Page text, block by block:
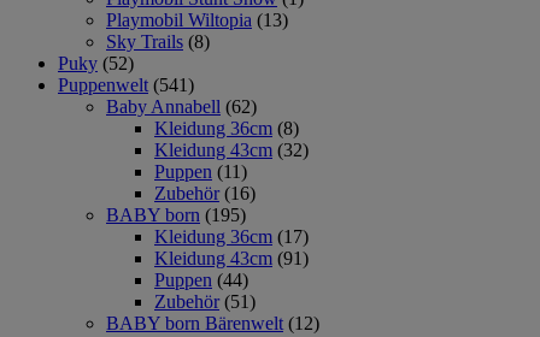
Playmobil Wiltopia (13)
Sky Trails (8)
Puky (52)
Puppenwelt (541)
Baby Annabell (62)
Kleidung 36cm (8)
Kleidung 43cm (32)
Puppen (11)
Zubehör (16)
BABY born (195)
Kleidung 36cm (17)
Kleidung 43cm (91)
Puppen (44)
Zubehör (51)
BABY born Bärenwelt (12)